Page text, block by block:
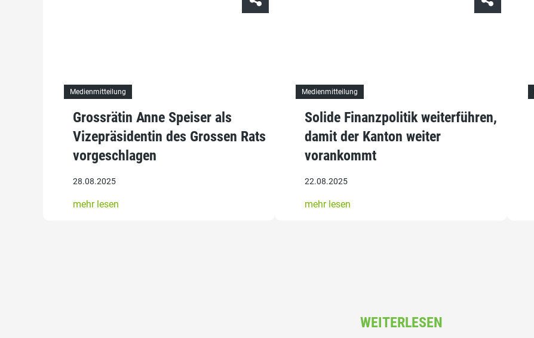
Medienmitteilung
Grossrätin Anne Speiser als
Vizepräsidentin des Grossen Rats
vorgeschlagen
28.08.2025
mehr lesen
Medienmitteilung
Solide Finanzpolitik weiterführen,
damit der Kanton weiter
vorankommt
22.08.2025
mehr lesen
WEITERLESEN